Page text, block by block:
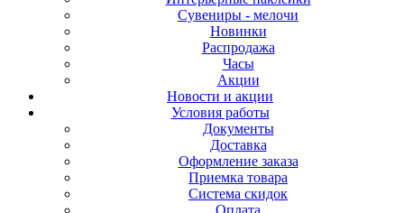
Сувениры - мелочи
Новинки
Распродажа
Часы
Акции
Новости и акции
Условия работы
Документы
Доставка
Оформление заказа
Приемка товара
Система скидок
Оплата